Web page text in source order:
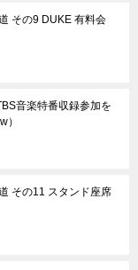
その9 DUKE 有料会
音楽特番収録参加を
）
その11 スタンド座席